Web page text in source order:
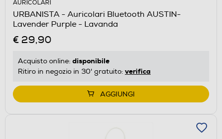
AURICOLARI
URBANISTA - Auricolari Bluetooth AUSTIN-
Lavender Purple - Lavanda
€ 29,90
Acquisto online: disponibile
Ritiro in negozio in 30' gratuito: verifica
AGGIUNGI